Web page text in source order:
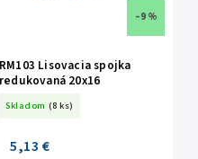
–9 %
RM103 Lisovacia spojka
redukovaná 20x16
Skladom (8 ks)
5,13 €